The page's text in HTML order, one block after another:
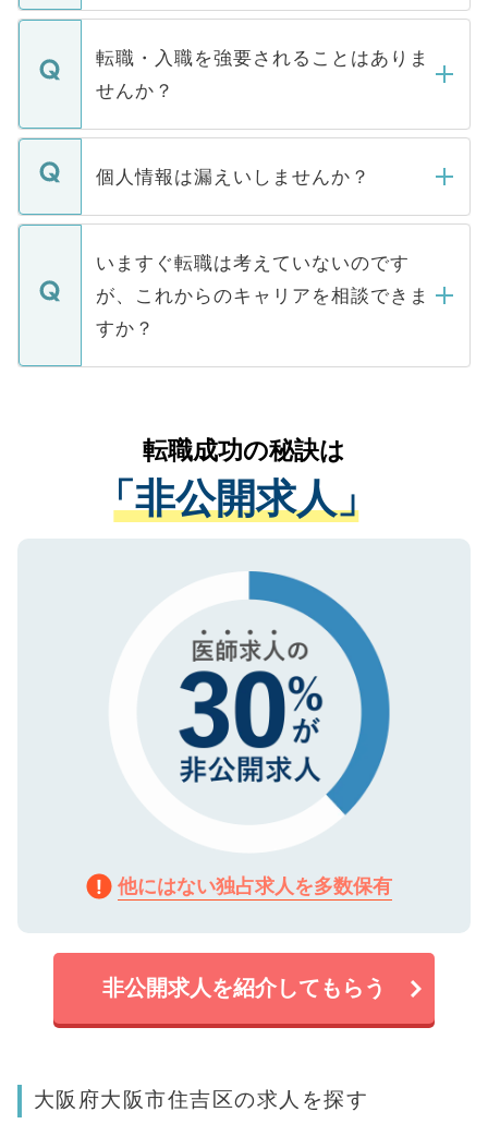
ます。通常、5営業日以内にはご連絡をせて
いただきますので、しばらくお待ちくださ
マイナビDOCTORで取り扱っている求人の
うち約3割は、Webサイトからご覧いただ
けない「非公開求人」です。非公開求人は
下記の理由によって、一般には公開してい
ません。
■応募殺到を避けるため 人気のある医療機
関を公にしてしまうと、応募が殺到する場
に、医療機関が求める条件に合った人材の
みを人材紹介会社に依頼するケースが増え
ています。
転職・入職を強要されることはありま
せんか？
転職・入職を強要することは一切ありませ
ん。また、仮に応募先から内定をいただい
定を承諾する必要はありません。内定先へ
の辞退の連絡はキャリアパートナーが行い
個人情報は漏えいしませんか？
個人情報が漏えいすることはありませんの
で、ご安心ください。当サイトからの登録
などで収集したご登録者様の個人情報は、
ご本人のキャリアアップおよび転職活動の
支援を目的に使用いたします。お預かりし
ているすべての個人データはご本人の許可
は、個人情報の取り扱いについての厳密な
管理基準を満たした事業者のみに付与され
る、プライバシーマークを取得済みです。
で、機密保持に関してもご安心ください。
いますぐ転職は考えていないのです
が、これからのキャリアを相談できま
すか？
かがいして、現在の医療機関の状況や紹介
経験をまじえながら、適切なアドバイスを
させていただきます。すぐにご転職をされ
ない方には、長期的なサポートが可能です
ので、まずはご登録ください。
転職成功の秘訣は
「非公開求人」
他にはない独占求人を多数保有
非公開求人を紹介してもらう
大阪府大阪市住吉区の求人を探す